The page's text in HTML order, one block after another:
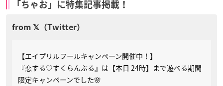
「ちゃお」に特集記事掲載！
【エイプリルフールキャンペーン開催中！】
『恋する♡すくらんぶる』は【本日 24時】まで遊べる期間
限定キャンペーンでした🌸